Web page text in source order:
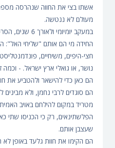
אשתו בצי את החווה שנהרסה
מעולם לא ננטשה.
במעקב יומיומי
החידה מי הם אותם "שליחי האל":
חצי-היפים, משיחיים,
נושר, או גואלי ארץ ישראל. - וכמה
הם כאן כדי להישאר ולהטביע את
הם סוגדים לרבי נחמן, ולא
מטריד במקום להילחם באויב
הפלשתינאים, רק כי הכניסו שתי
שעצבן אותם.
הם הקימו את חוות גלעד באופן לא